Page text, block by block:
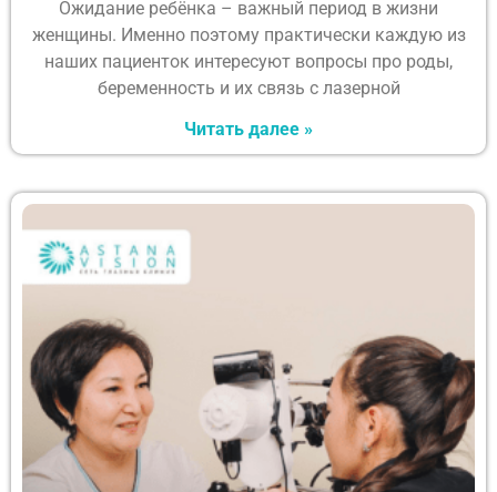
Ожидание ребёнка – важный период в жизни
женщины. Именно поэтому практически каждую из
наших пациенток интересуют вопросы про роды,
беременность и их связь с лазерной
Читать далее »